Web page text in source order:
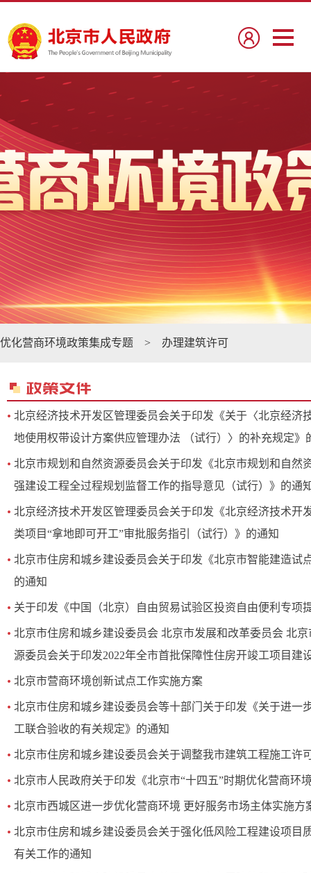
优化营商环境政策集成专题 > 办理建筑许可
北京经济技术开发区管理委员会关于印发《关于〈北京经济
地使用权带设计方案供应管理办法 （试行）〉的补充规定》
北京市规划和自然资源委员会关于印发《北京市规划和自然
强建设工程全过程规划监督工作的指导意见（试行）》的通
北京经济技术开发区管理委员会关于印发《北京经济技术开
类项目“拿地即可开工”审批服务指引（试行）》的通知
北京市住房和城乡建设委员会关于印发《北京市智能建造试
的通知
关于印发《中国（北京）自由贸易试验区投资自由便利专项
北京市住房和城乡建设委员会 北京市发展和改革委员会 北
源委员会关于印发2022年全市首批保障性住房开竣工项目建
北京市营商环境创新试点工作实施方案
北京市住房和城乡建设委员会等十部门关于印发《关于进一
工联合验收的有关规定》的通知
北京市住房和城乡建设委员会关于调整我市建筑工程施工许
北京市人民政府关于印发《北京市“十四五”时期优化营商环
北京市西城区进一步优化营商环境 更好服务市场主体实施方
北京市住房和城乡建设委员会关于强化低风险工程建设项目
有关工作的通知